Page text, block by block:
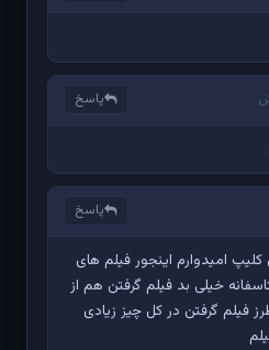
پاسخ
پاسخ
امیدوارم اینجور فیلم های
خیلی بد فیلم گرفتن هم از
فیلم گرفتن در کل چیز زیادی